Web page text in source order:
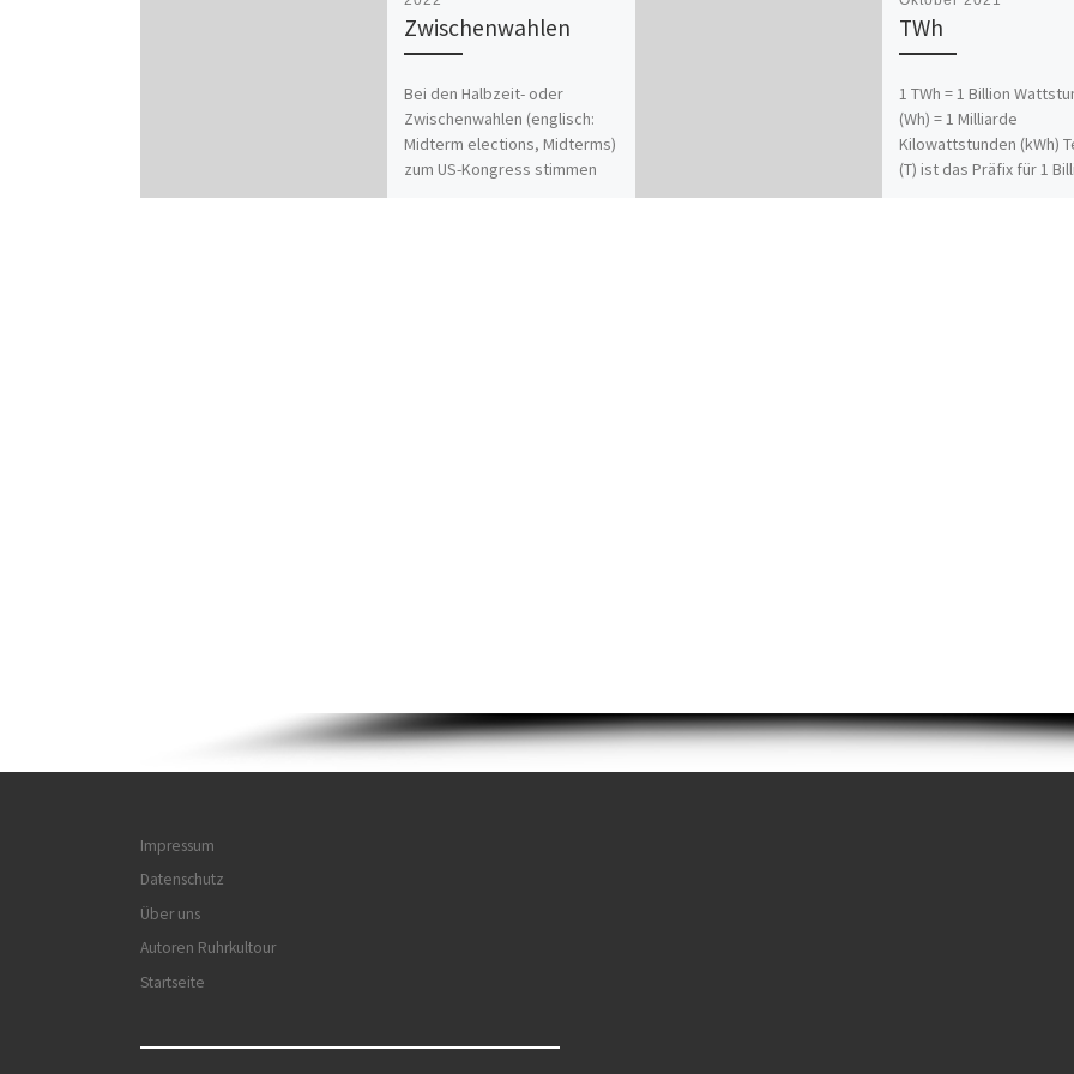
Zwischenwahlen
Bei den Halbzeit- oder
Zwischenwahlen (englisch:
Midterm elections, Midterms)
zum US-Kongress stimmen
TWh
1 TWh = 1 Billion
(Wh) = 1 Milliarde
Kilowattstunden (kWh)
(T) ist das Präfix für 1
Impressum
Datenschutz
Über uns
Autoren Ruhrkultour
Startseite